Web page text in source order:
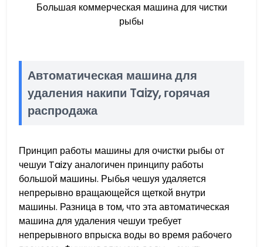
Большая коммерческая машина для чистки
рыбы
Автоматическая машина для
удаления накипи Taizy, горячая
распродажа
Принцип работы машины для очистки рыбы от
чешуи Taizy аналогичен принципу работы
большой машины. Рыбья чешуя удаляется
непрерывно вращающейся щеткой внутри
машины. Разница в том, что эта автоматическая
машина для удаления чешуи требует
непрерывного впрыска воды во время рабочего